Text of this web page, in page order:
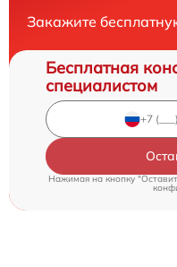
Закажите
Бесплатная
специалистом
Нажимая на кнопку